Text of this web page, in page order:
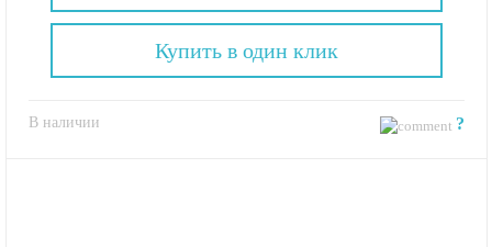
В наличии ?
Купить в один клик